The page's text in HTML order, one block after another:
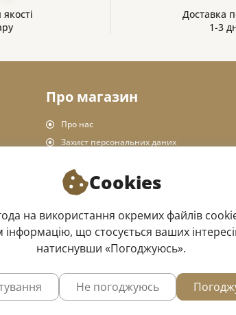
якості
Доставка
1-3
Про магазин
Про нас
Захист персональних даних
Доставка та оплата
Повернення товару
Офлайн магазин
Cookies
на використання окремих файлів
що стосується ваших
натиснувши «Погоджуюсь».
Не погоджуюсь